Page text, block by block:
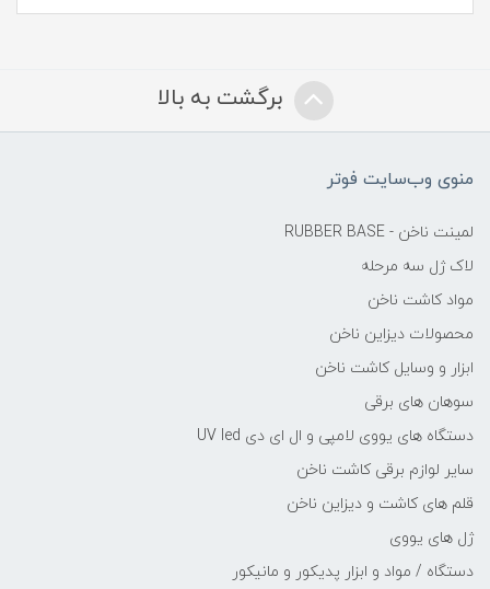
برگشت به بالا
منوی وب‌سایت فوتر
لمینت ناخن - RUBBER BASE
لاک ژل سه مرحله
مواد کاشت ناخن
محصولات دیزاین ناخن
ابزار و وسایل کاشت ناخن
سوهان های برقی
دستگاه های یووی لامپی و ال ای دی UV led
سایر لوازم برقی کاشت ناخن
قلم های کاشت و دیزاین ناخن
ژل های یووی
دستگاه / مواد و ابزار پدیکور و مانیکور